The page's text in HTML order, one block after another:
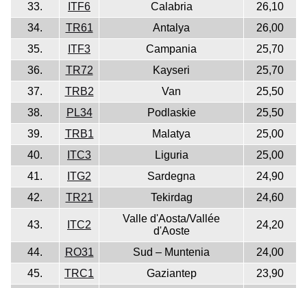
33.
ITF6 Calabria
26,10
34.
TR61 Antalya
26,00
35.
ITF3 Campania
25,70
36.
TR72 Kayseri
25,70
37.
TRB2 Van
25,50
38.
PL34 Podlaskie
25,50
39.
TRB1 Malatya
25,00
40.
ITC3 Liguria
25,00
41.
ITG2 Sardegna
24,90
42.
TR21 Tekirdag 24,60
43. ITC2
Valle d'Aosta/Vallée
d'Aoste
24,20
44. RO31 Sud – Muntenia
24,00
45.
TRC1 Gaziantep
23,90